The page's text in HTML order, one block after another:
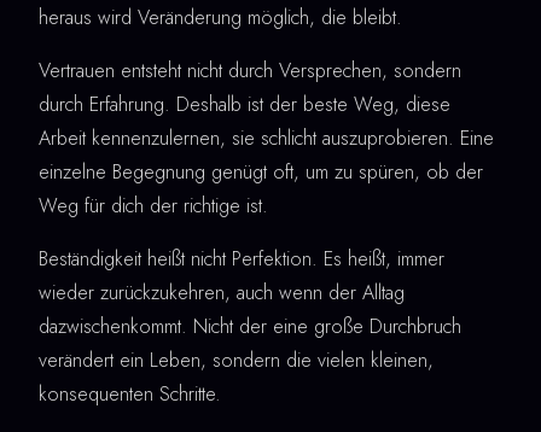
heraus wird Veränderung möglich, die bleibt.
Vertrauen entsteht nicht durch Versprechen, sondern
durch Erfahrung. Deshalb ist der beste Weg, diese
Arbeit kennenzulernen, sie schlicht auszuprobieren. Eine
einzelne Begegnung genügt oft, um zu spüren, ob der
Weg für dich der richtige ist.
Beständigkeit heißt nicht Perfektion. Es heißt, immer
wieder zurückzukehren, auch wenn der Alltag
dazwischenkommt. Nicht der eine große Durchbruch
verändert ein Leben, sondern die vielen kleinen,
konsequenten Schritte.